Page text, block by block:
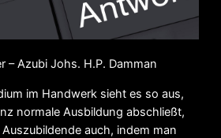
– Azubi Johs. H.P. Damman
im Handwerk sieht es so aus,
normale Ausbildung abschließt,
auch, indem man